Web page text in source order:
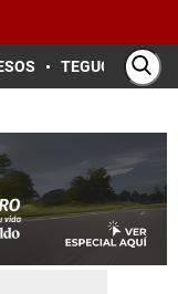
TEGUCIGALPA